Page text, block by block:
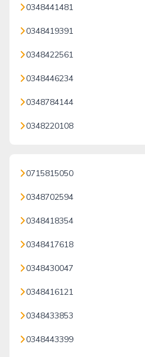
0348441481
0348419391
0348422561
0348446234
0348784144
0348220108
0715815050
0348702594
0348418354
0348417618
0348430047
0348416121
0348433853
0348443399